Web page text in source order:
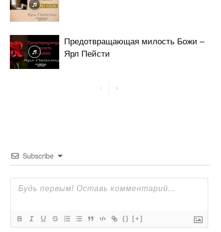
Предотвращающая милость Божи –
Ярл Пейсти
Subscribe
{} [+]